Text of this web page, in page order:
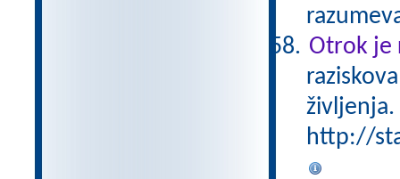
Otrok je
življenja.
http://